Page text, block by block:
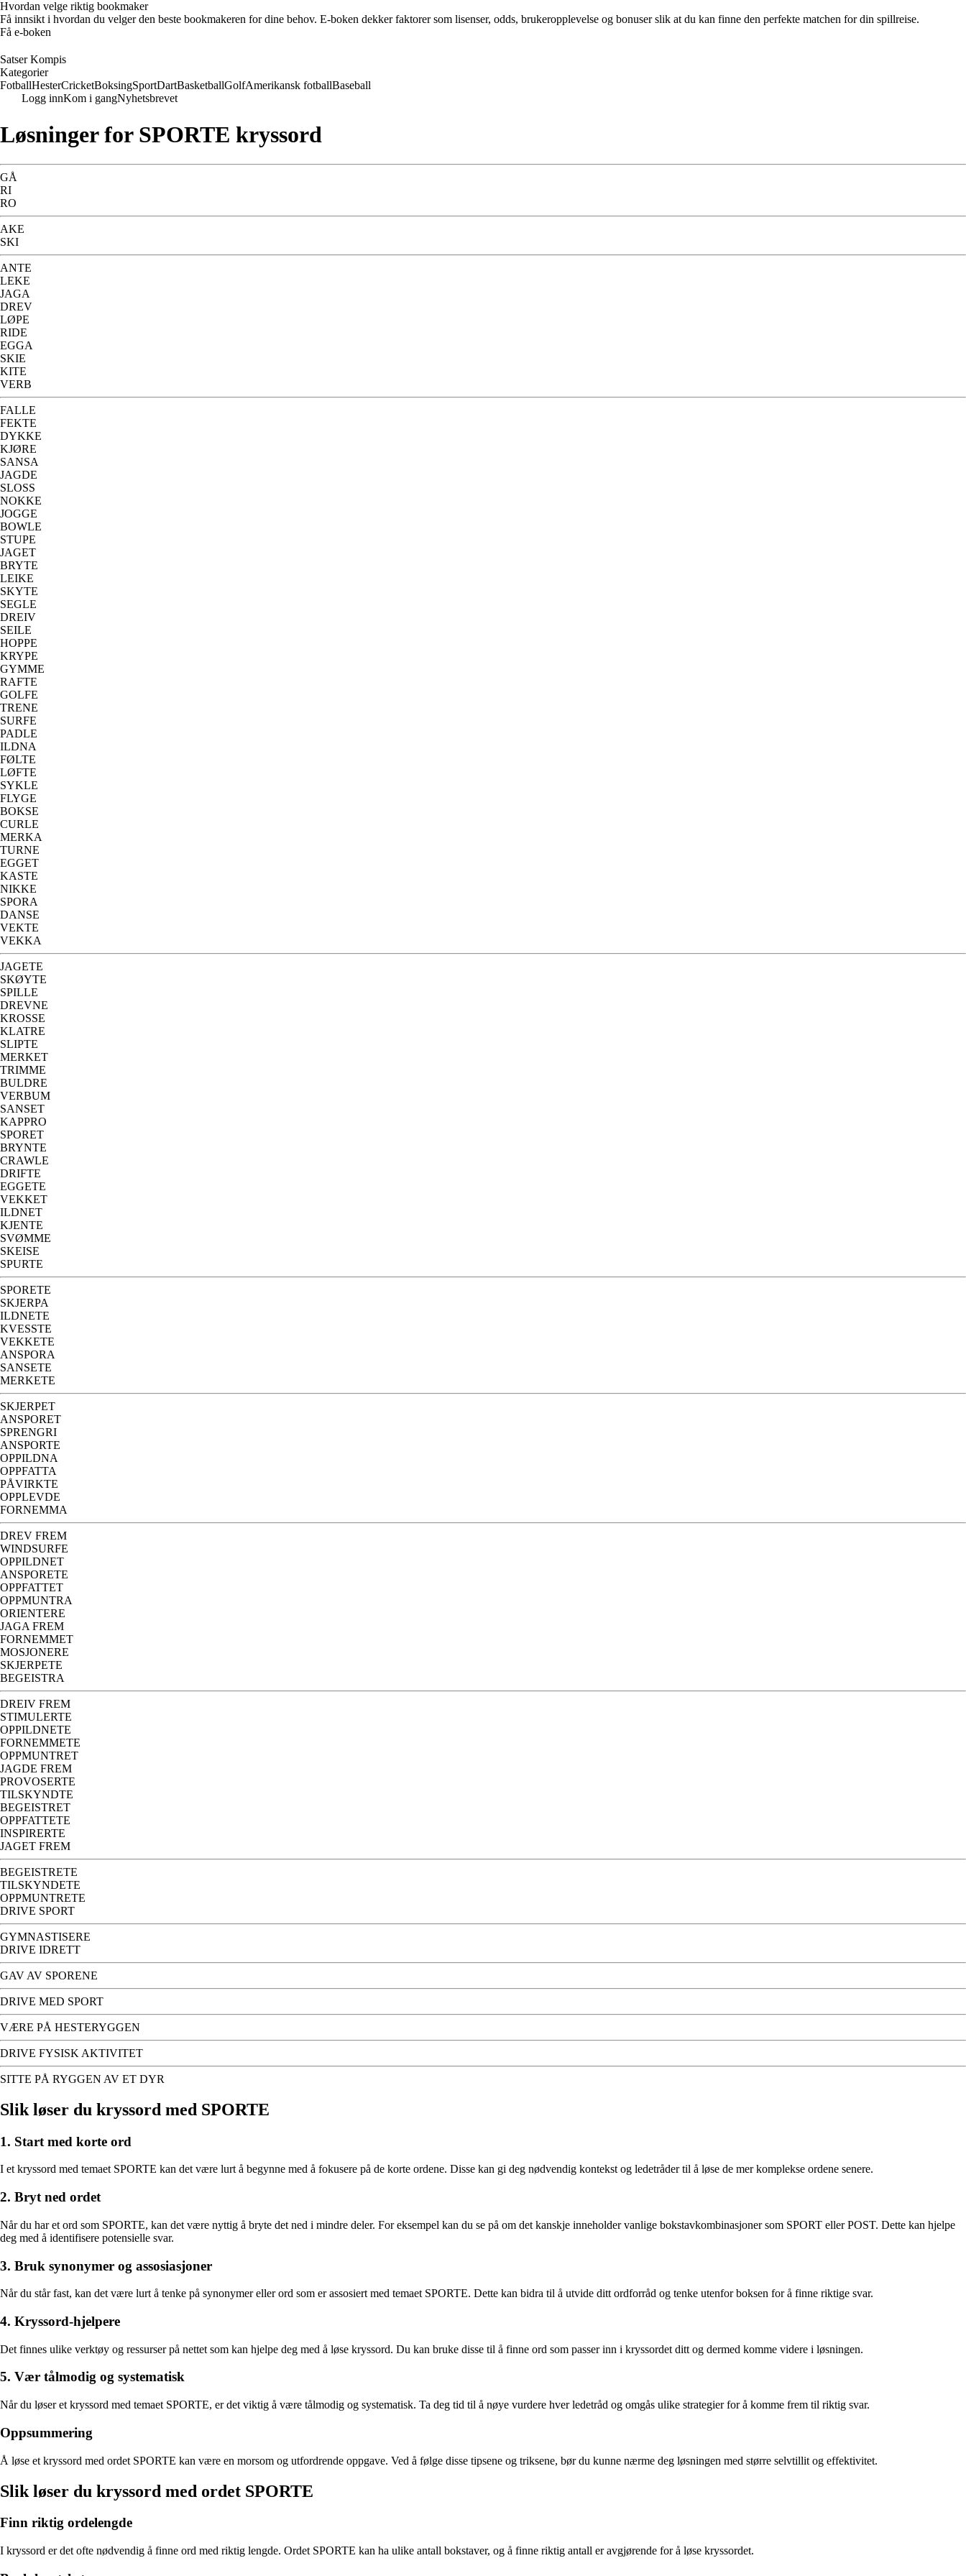
Hvordan velge riktig bookmaker
Få innsikt i hvordan du velger den beste bookmakeren for dine behov. E-boken dekker faktorer som lisenser, odds, brukeropplevelse og bonuser slik at du kan finne den perfekte matchen for din spillreise.
Få e-boken
Satser Kompis
Kategorier
FotballHesterCricketBoksingSportDartBasketballGolfAmerikansk fotballBaseball
Logg innKom i gangNyhetsbrevet
Løsninger for SPORTE kryssord
GÅ
RI
RO
AKE
SKI
ANTE
LEKE
JAGA
DREV
LØPE
RIDE
EGGA
SKIE
KITE
VERB
FALLE
FEKTE
DYKKE
KJØRE
SANSA
JAGDE
SLOSS
NOKKE
JOGGE
BOWLE
STUPE
JAGET
BRYTE
LEIKE
SKYTE
SEGLE
DREIV
SEILE
HOPPE
KRYPE
GYMME
RAFTE
GOLFE
TRENE
SURFE
PADLE
ILDNA
FØLTE
LØFTE
SYKLE
FLYGE
BOKSE
CURLE
MERKA
TURNE
EGGET
KASTE
NIKKE
SPORA
DANSE
VEKTE
VEKKA
JAGETE
SKØYTE
SPILLE
DREVNE
KROSSE
KLATRE
SLIPTE
MERKET
TRIMME
BULDRE
VERBUM
SANSET
KAPPRO
SPORET
BRYNTE
CRAWLE
DRIFTE
EGGETE
VEKKET
ILDNET
KJENTE
SVØMME
SKEISE
SPURTE
SPORETE
SKJERPA
ILDNETE
KVESSTE
VEKKETE
ANSPORA
SANSETE
MERKETE
SKJERPET
ANSPORET
SPRENGRI
ANSPORTE
OPPILDNA
OPPFATTA
PÅVIRKTE
OPPLEVDE
FORNEMMA
DREV FREM
WINDSURFE
OPPILDNET
ANSPORETE
OPPFATTET
OPPMUNTRA
ORIENTERE
JAGA FREM
FORNEMMET
MOSJONERE
SKJERPETE
BEGEISTRA
DREIV FREM
STIMULERTE
OPPILDNETE
FORNEMMETE
OPPMUNTRET
JAGDE FREM
PROVOSERTE
TILSKYNDTE
BEGEISTRET
OPPFATTETE
INSPIRERTE
JAGET FREM
BEGEISTRETE
TILSKYNDETE
OPPMUNTRETE
DRIVE SPORT
GYMNASTISERE
DRIVE IDRETT
GAV AV SPORENE
DRIVE MED SPORT
VÆRE PÅ HESTERYGGEN
DRIVE FYSISK AKTIVITET
SITTE PÅ RYGGEN AV ET DYR
Slik løser du kryssord med SPORTE
1. Start med korte ord
I et kryssord med temaet SPORTE kan det være lurt å begynne med å fokusere på de korte ordene. Disse kan gi deg nødvendig kontekst og ledetråder til å løse de mer komplekse ordene senere.
2. Bryt ned ordet
Når du har et ord som SPORTE, kan det være nyttig å bryte det ned i mindre deler. For eksempel kan du se på om det kanskje inneholder vanlige bokstavkombinasjoner som SPORT eller POST. Dette kan hjelpe
deg med å identifisere potensielle svar.
3. Bruk synonymer og assosiasjoner
Når du står fast, kan det være lurt å tenke på synonymer eller ord som er assosiert med temaet SPORTE. Dette kan bidra til å utvide ditt ordforråd og tenke utenfor boksen for å finne riktige svar.
4. Kryssord-hjelpere
Det finnes ulike verktøy og ressurser på nettet som kan hjelpe deg med å løse kryssord. Du kan bruke disse til å finne ord som passer inn i kryssordet ditt og dermed komme videre i løsningen.
5. Vær tålmodig og systematisk
Når du løser et kryssord med temaet SPORTE, er det viktig å være tålmodig og systematisk. Ta deg tid til å nøye vurdere hver ledetråd og omgås ulike strategier for å komme frem til riktig svar.
Oppsummering
Å løse et kryssord med ordet SPORTE kan være en morsom og utfordrende oppgave. Ved å følge disse tipsene og triksene, bør du kunne nærme deg løsningen med større selvtillit og effektivitet.
Slik løser du kryssord med ordet SPORTE
Finn riktig ordelengde
I kryssord er det ofte nødvendig å finne ord med riktig lengde. Ordet SPORTE kan ha ulike antall bokstaver, og å finne riktig antall er avgjørende for å løse kryssordet.